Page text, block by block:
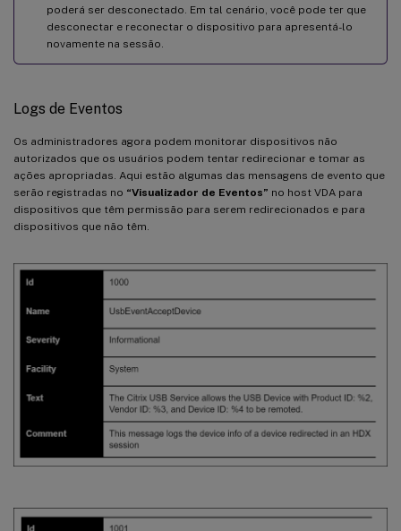
poderá ser desconectado. Em tal cenário, você pode ter que
desconectar e reconectar o dispositivo para apresentá-lo
novamente na sessão.
Logs de Eventos
Os administradores agora podem monitorar dispositivos não
autorizados que os usuários podem tentar redirecionar e tomar as
ações apropriadas. Aqui estão algumas das mensagens de evento que
serão registradas no “Visualizador de Eventos” no host VDA para
dispositivos que têm permissão para serem redirecionados e para
dispositivos que não têm.